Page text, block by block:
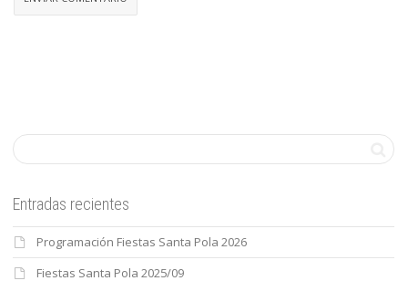
Entradas recientes
Programación Fiestas Santa Pola 2026
Fiestas Santa Pola 2025/09